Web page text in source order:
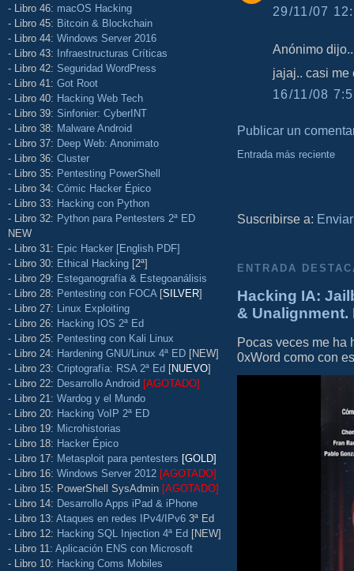
- Libro 46: macOS Hacking
- Libro 45: Bitcoin & Blockchain
- Libro 44: Windows Server 2016
- Libro 43: Infraestructuras Críticas
- Libro 42: Seguridad WordPress
- Libro 41: Got Root
- Libro 40: Hacking Web Tech
- Libro 39: Sinfonier: CyberINT
- Libro 38: Malware Android
- Libro 37: Deep Web: Anonimato
- Libro 36: Cluster
- Libro 35: Pentesting PowerShell
- Libro 34: Cómic Hacker Épico
- Libro 33: Hacking con Python
- Libro 32: Python para Pentesters 2ª ED
NEW
- Libro 31: Epic Hacker [English PDF]
- Libro 30: Ethical Hacking [2ª]
- Libro 29: Esteganografía & Estegoanálisis
- Libro 28: Pentesting con FOCA [SILVER]
- Libro 27: Linux Exploiting
- Libro 26: Hacking IOS 2ª Ed
- Libro 25: Pentesting con Kali Linux
- Libro 24: Hardening GNU/Linux 4ª ED [NEW]
- Libro 23: Criptografía: RSA 2ª Ed [NUEVO]
- Libro 22: Desarrollo Android [AGOTADO]
- Libro 21: Wardog y el Mundo
- Libro 20: Hacking VoIP 2ª ED
- Libro 19: Microhistorias
- Libro 18: Hacker Épico
- Libro 17: Metasploit para pentesters [GOLD]
- Libro 16: Windows Server 2012 [AGOTADO]
- Libro 15: PowerShell SysAdmin [AGOTADO]
- Libro 14: Desarrollo Apps iPad & iPhone
- Libro 13: Ataques en redes IPv4/IPv6 3ª Ed
- Libro 12: Hacking SQL Injection 4ª Ed [NEW]
- Libro 11: Aplicación ENS con Microsoft
- Libro 10: Hacking Coms Mobiles
29/11/07
Anónimo
jajaj.. casi me
16/11/08
Publicar un
Entrada más reciente
Suscribirse a:
ENTRADA
Hacking IA:
&
Pocas veces me ha
0xWord como con